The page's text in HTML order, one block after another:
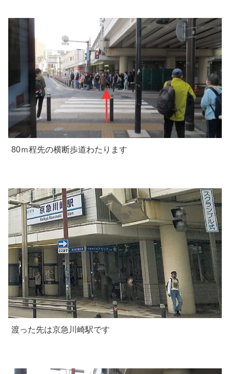
80ｍ程先の横断歩道わたります
渡った先は京急川崎駅です